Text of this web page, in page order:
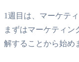
1週目は、マーケテ
まずはマーケティン
解することから始め